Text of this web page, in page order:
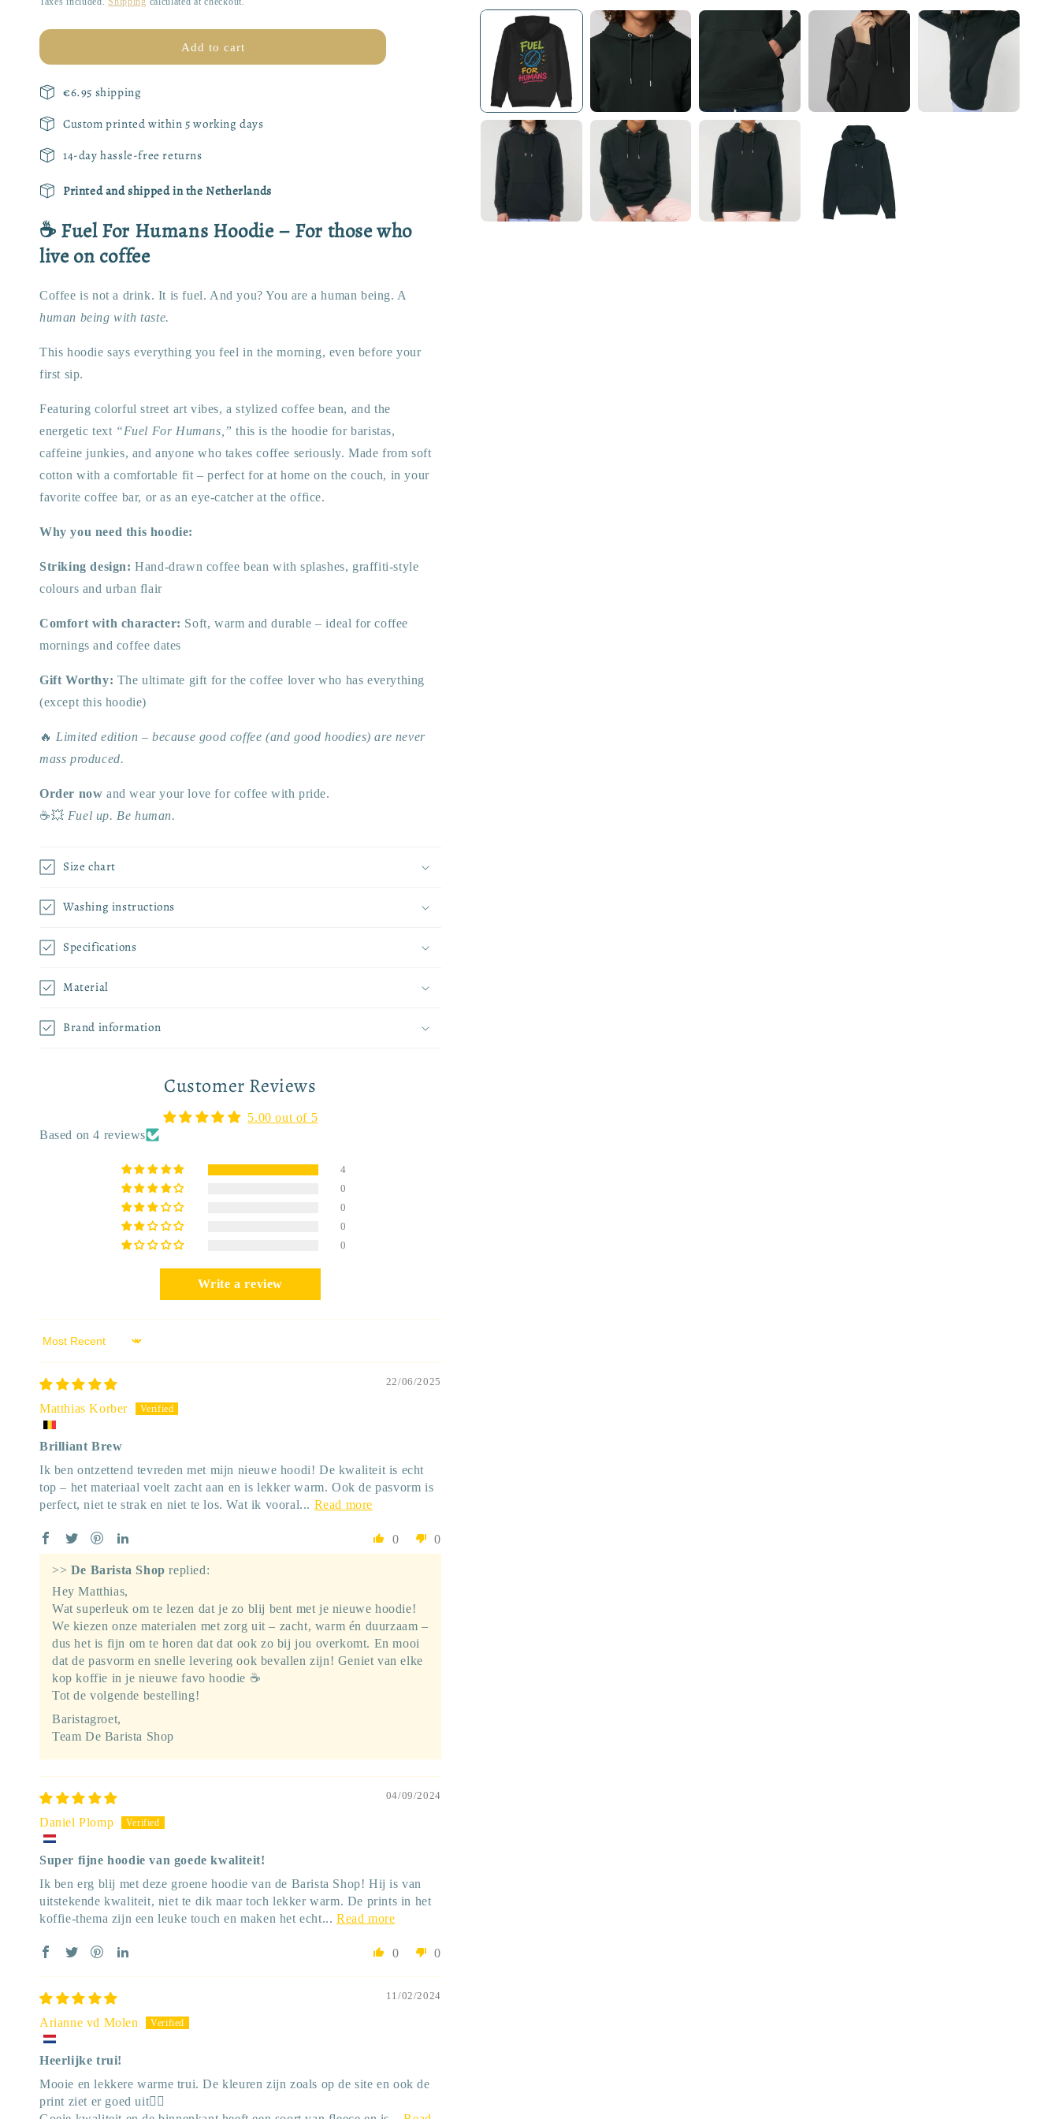
media
Hoodie
|
Hoodie
|
Add to cart
€6.95 shipping
Custom printed within 5 working days
14-day hassle-free returns
Printed and shipped in the Netherlands
☕ Fuel For Humans Hoodie – For those who
live on coffee
Coffee is not a drink. It is fuel. And you? You are a human being. A
human being with taste.
This hoodie says everything you feel in the morning, even before your
first sip.
Featuring colorful street art vibes, a stylized coffee bean, and the
energetic text “Fuel For Humans,” this is the hoodie for baristas,
caffeine junkies, and anyone who takes coffee seriously. Made from soft
cotton with a comfortable fit – perfect for at home on the couch, in your
favorite coffee bar, or as an eye-catcher at the office.
Why you need this hoodie:
Striking design: Hand-drawn coffee bean with splashes, graffiti-style
colours and urban flair
Comfort with character: Soft, warm and durable – ideal for coffee
mornings and coffee dates
Gift Worthy: The ultimate gift for the coffee lover who has everything
(except this hoodie)
🔥 Limited edition – because good coffee (and good hoodies) are never
mass produced.
Order now and wear your love for coffee with pride.
☕💥 Fuel up. Be human.
Size chart
Washing instructions
Specifications
Material
Brand information
Customer Reviews
5.00 out of 5
Based on 4 reviews
4
0
0
0
0
Write a review
Sort by
22/06/2025
Matthias Korber
Brilliant Brew
Ik ben ontzettend tevreden met mijn nieuwe hoodi! De kwaliteit is echt
top – het materiaal voelt zacht aan en is lekker warm. Ook de pasvorm is
perfect, niet te strak en niet te los. Wat ik vooral... Read more
0 0
>> De Barista Shop replied:
Hey Matthias,
Wat superleuk om te lezen dat je zo blij bent met je nieuwe hoodie!
We kiezen onze materialen met zorg uit – zacht, warm én duurzaam –
dus het is fijn om te horen dat dat ook zo bij jou overkomt. En mooi
dat de pasvorm en snelle levering ook bevallen zijn! Geniet van elke
kop koffie in je nieuwe favo hoodie ☕
Tot de volgende bestelling!
Baristagroet,
Team De Barista Shop
04/09/2024
Daniel Plomp
Super fijne hoodie van goede kwaliteit!
Ik ben erg blij met deze groene hoodie van de Barista Shop! Hij is van
uitstekende kwaliteit, niet te dik maar toch lekker warm. De prints in het
koffie-thema zijn een leuke touch en maken het echt...Read more
0 0
11/02/2024
Arianne vd Molen
Heerlijke trui!
Mooie en lekkere warme trui. De kleuren zijn zoals op de site en ook de
print ziet er goed uit👍🏼